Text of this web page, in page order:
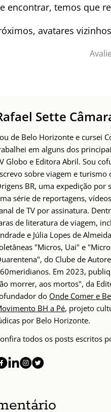
encontrar, temos que
avatares
Sette
de Belo Horizonte e cursei
em alguns dos
Globo e Editora Abril. Sou
sobre viagem e
BR, uma expedição
série de reportagens,
de TV por assinatura.
de literatura de viagem,
e Júlia Lopes de
"Micros, Uai" e
do Clube de
Em 2023,
morrer, aos mortos", da
do Onde Comer e
BH a Pé, projeto
por Belo Horizonte.
todos os posts escritos